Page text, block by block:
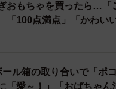
おもちゃを買ったら…「
100点満点」「かわいい
ール箱の取り合いで「
「愛～！」「おばちゃん